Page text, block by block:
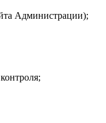
Администрации);